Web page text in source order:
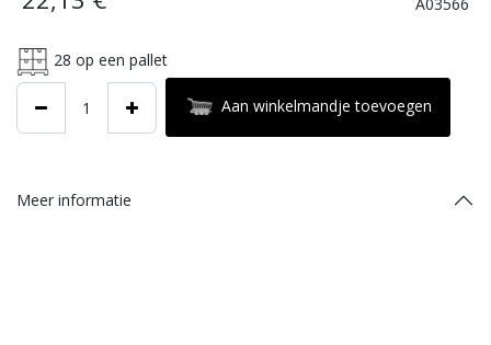
28 op een pallet
Aan winkelmandje toevoegen
Meer informatie